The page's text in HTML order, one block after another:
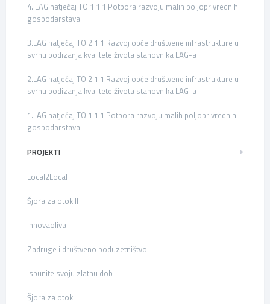
4. LAG natječaj TO 1.1.1 Potpora razvoju malih poljoprivrednih
gospodarstava
3.LAG natječaj TO 2.1.1 Razvoj opće društvene infrastrukture u
svrhu podizanja kvalitete života stanovnika LAG-a
2.LAG natječaj TO 2.1.1 Razvoj opće društvene infrastrukture u
svrhu podizanja kvalitete života stanovnika LAG-a
1.LAG natječaj TO 1.1.1 Potpora razvoju malih poljoprivrednih
gospodarstava
PROJEKTI
Local2Local
Šjora za otok II
Innovaoliva
Zadruge i društveno poduzetništvo
Ispunite svoju zlatnu dob
Šjora za otok